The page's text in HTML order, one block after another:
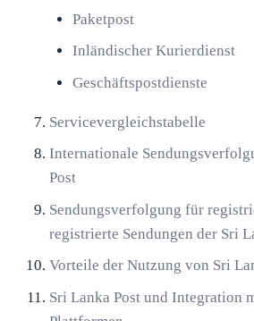
Paketpost
Inländischer Kurierdienst
Geschäftspostdienste
Servicevergleichstabelle
Internationale
Post
Sendungsverfolgung für
registrierte Sendungen der Sri
Vorteile der Nutzung von Sri
Sri Lanka Post und Integration